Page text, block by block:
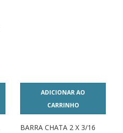
ADICIONAR AO
CARRINHO
BARRA CHATA 2 X 3/16